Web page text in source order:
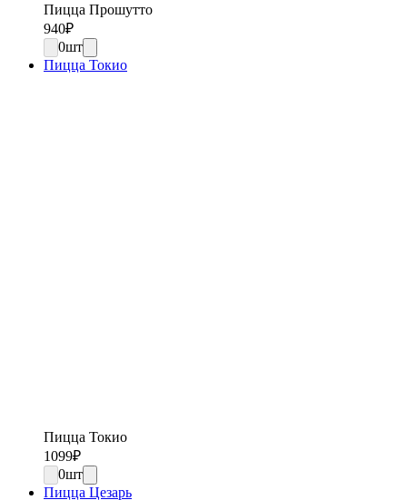
Пицца Прошутто
940₽
0шт
Пицца Токио
Пицца Токио
1099₽
0шт
Пицца Цезарь